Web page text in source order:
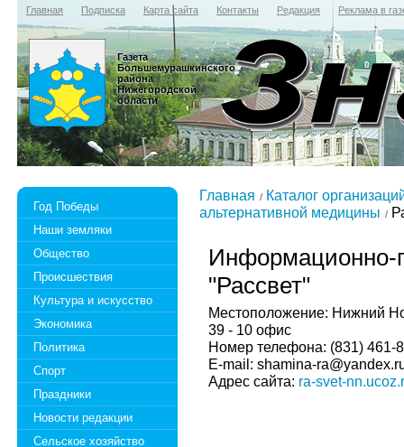
Главная Подписка Карта сайта Контакты Редакция Реклама в
Газета
Большемурашкинского
района
Нижегородской
области
Год Победы
Наши земляки
Общество
Происшествия
Культура и искусство
Экономика
Политика
Спорт
Праздники
Новости редакции
Сельское хозяйство
Главная
Каталог
альтернативной медицины
Информационно-
"Рассвет"
Местоположение: Нижний
39 - 10 офис
Номер телефона: (831) 461-
E-mail: shamina-
Адрес сайта: ra-svet-